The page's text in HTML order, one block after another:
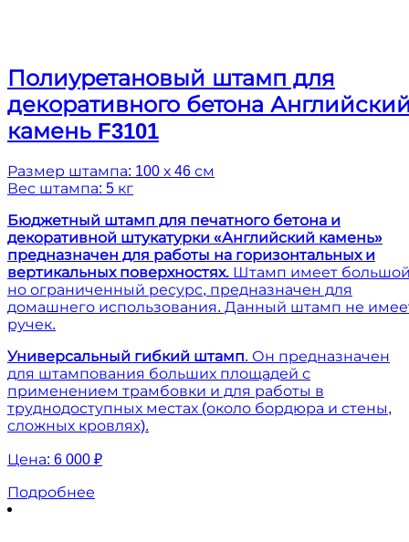
Полиуретановый штамп для
декоративного бетона
камень F3101
Размер штампа: 100 х 46 см
Вес штампа: 5 кг
Бюджетный штамп для печатного бетона и
декоративной штукатурки «Английский камень»
предназначен для работы на горизонтальных и
вертикальных поверхностях. Штамп имеет
но ограниченный ресурс, предназначен для
домашнего использования. Данный штамп не
ручек.
Универсальный гибкий штамп. Он предназначен
для штампования больших площадей с
применением трамбовки и для работы в
труднодоступных местах (около бордюра и стены,
сложных кровлях).
Цена: 6 000 ₽
Подробнее